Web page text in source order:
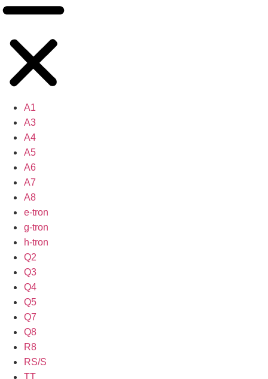
A1
A3
A4
A5
A6
A7
A8
e-tron
g-tron
h-tron
Q2
Q3
Q4
Q5
Q7
Q8
R8
RS/S
TT